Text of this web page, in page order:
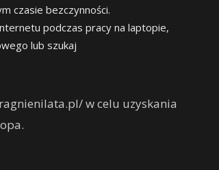
czasie bezczynności.
podczas pracy na laptopie,
lub szukaj
w celu uzyskania